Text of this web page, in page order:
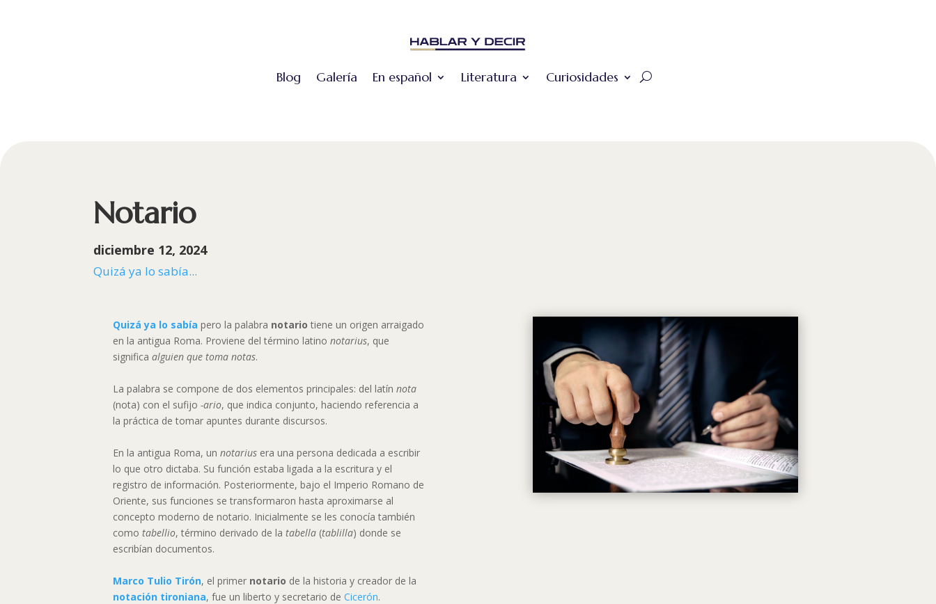
Blog Galería En español Literatura Curiosidades
Notario
diciembre 12, 2024
Quizá ya lo sabía...
Quizá ya lo sabía pero la palabra notario tiene un origen arraigado
en la antigua Roma. Proviene del término latinonotarius, que
significaalguien que toma notas.
La palabra se compone de dos elementos principales: del latínnota
(nota) con el sufijo-ario, que indica conjunto, haciendo referencia a
la práctica de tomar apuntes durante discursos.
En la antigua Roma, unnotarius era una persona dedicada a escribir
lo que otro dictaba. Su función estaba ligada a la escritura y el
registro de información. Posteriormente, bajo el Imperio Romano de
Oriente, sus funciones se transformaron hasta aproximarse al
concepto moderno de notario. Inicialmente se les conocía también
comotabellio, término derivado de latabella (tablilla) donde se
escribían documentos.
Marco Tulio Tirón, el primer notario de la historia y creador de la
notación tironiana, fue un liberto y secretario deCicerón.